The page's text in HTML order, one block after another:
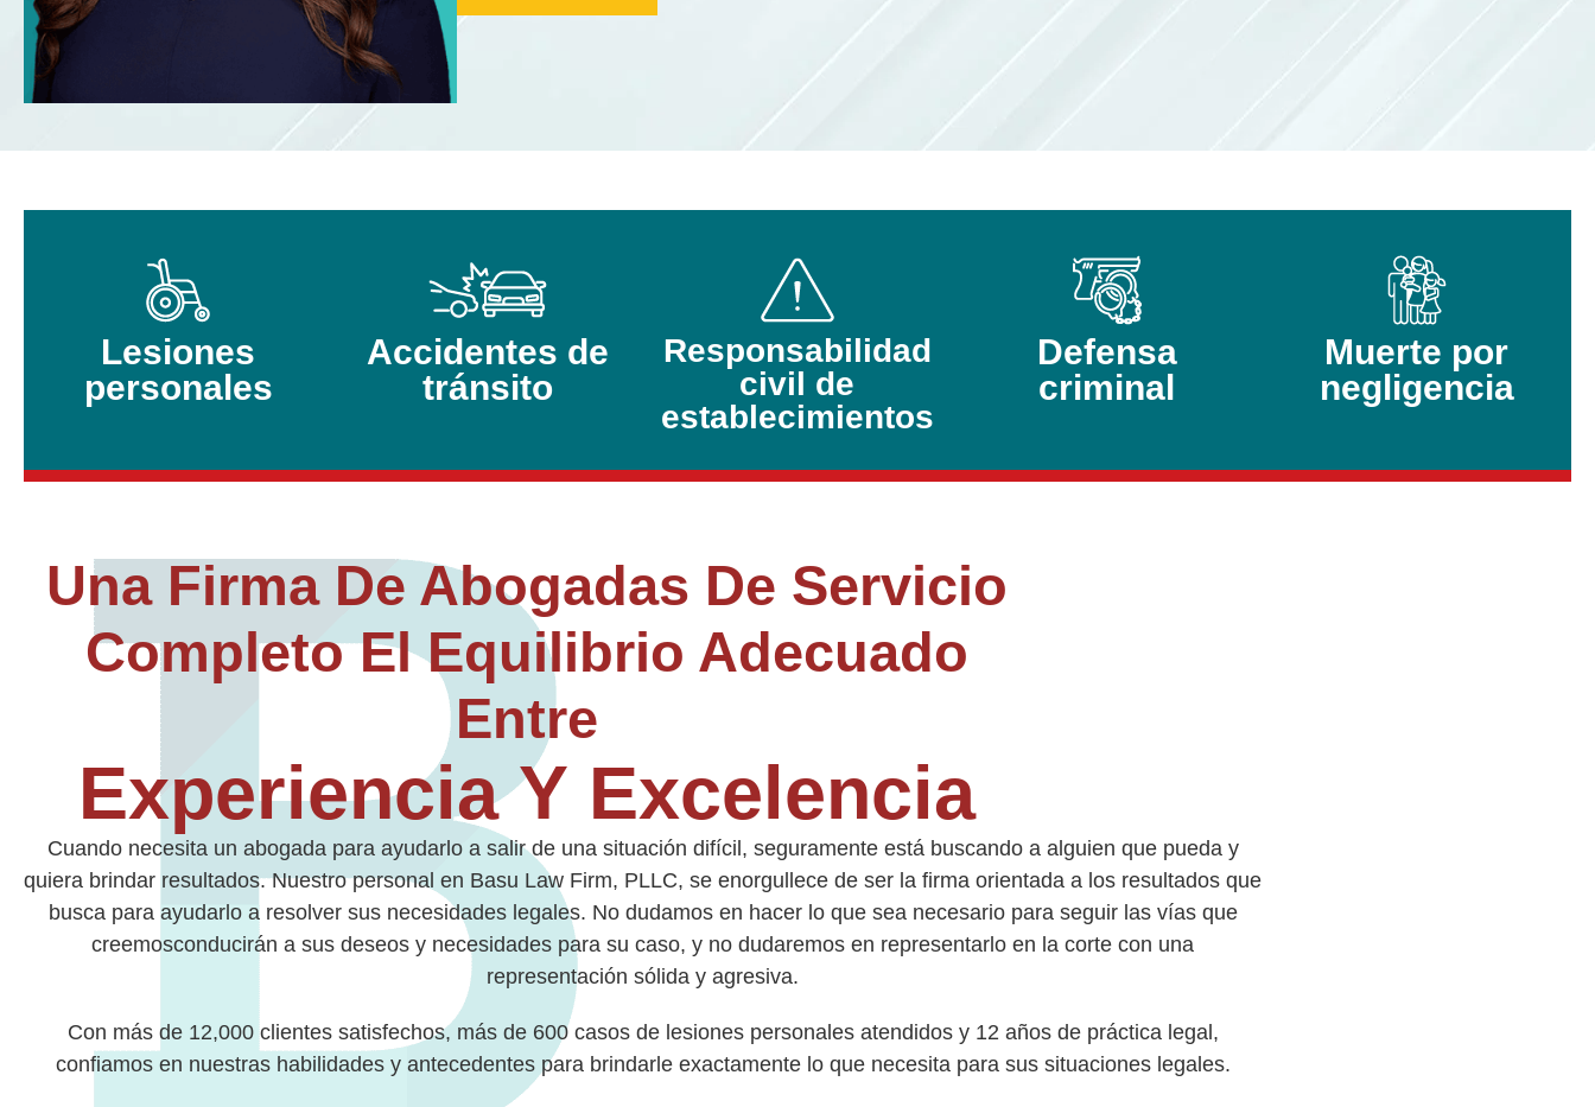
Lesiones
personales
Accidentes de
tránsito
Responsabilidad
civil de
establecimientos
Defensa
criminal
Muerte por
negligencia
Una Firma De Abogadas De Servicio
Completo El Equilibrio Adecuado
Entre
Experiencia Y Excelencia
Cuando necesita un abogada para ayudarlo a salir de una situación difícil, seguramente está buscando a alguien que pueda y
quiera brindar resultados. Nuestro personal en Basu Law Firm, PLLC, se enorgullece de ser la firma orientada a los resultados que
busca para ayudarlo a resolver sus necesidades legales. No dudamos en hacer lo que sea necesario para seguir las vías que
creemosconducirán a sus deseos y necesidades para su caso, y no dudaremos en representarlo en la corte con una
representación sólida y agresiva.
Con más de 12,000 clientes satisfechos, más de 600 casos de lesiones personales atendidos y 12 años de práctica legal,
confiamos en nuestras habilidades y antecedentes para brindarle exactamente lo que necesita para sus situaciones legales.